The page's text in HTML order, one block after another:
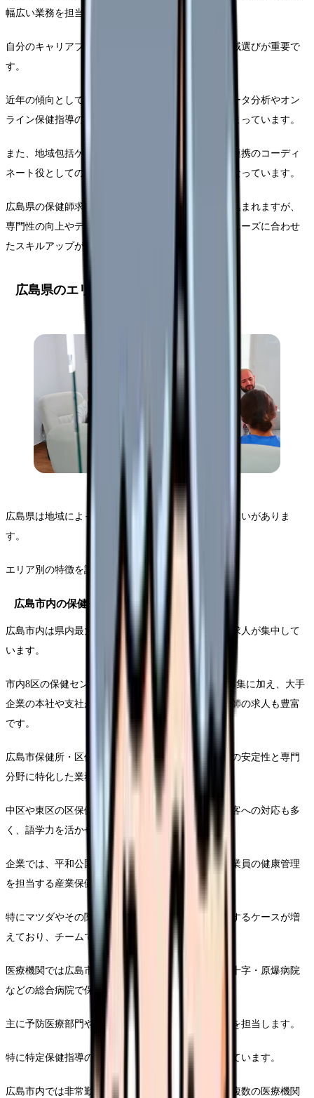
幅広い業務を担当することになります。
自分のキャリアプランや生活スタイルに合わせた地域選びが重要で
す。
近年の傾向としては、デジタル化の推進により、データ分析やオン
ライン保健指導のスキルを持つ保健師への需要が高まっています。
また、地域包括ケアシステムの構築に伴い、多職種連携のコーディ
ネート役としての保健師の役割も重視されるようになっています。
広島県の保健師求人市場は今後も安定した需要が見込まれますが、
専門性の向上やデジタルスキルの習得など、時代のニーズに合わせ
たスキルアップが求められる環境です。
広島県のエリア別保健師求人状況
広島県は地域によって求人状況や業務内容に大きな違いがありま
す。
エリア別の特徴を詳しく見ていきましょう。
広島市内の保健師求人の特徴
広島市内は県内最大の都市圏として、多様な保健師求人が集中して
います。
市内8区の保健センターや区役所での行政保健師の募集に加え、大手
企業の本社や支社が集まる中区・東区では産業保健師の求人も豊富
です。
広島市保健所・区保健センターでは、公務員としての安定性と専門
分野に特化した業務が魅力です。
中区や東区の区保健センターでは外国人住民や観光客への対応も多
く、語学力を活かせる機会もあります。
企業では、平和公園周辺のオフィス街を中心に、従業員の健康管理
を担当する産業保健師の需要が高まっています。
特にマツダやその関連企業では複数の保健師を採用するケースが増
えており、チームでの活動が基本となります。
医療機関では広島市民病院や広島大学病院、広島赤十字・原爆病院
などの総合病院で保健師の採用があります。
主に予防医療部門や健診センターでの保健指導業務を担当します。
特に特定保健指導のスキルを持つ保健師は重宝されています。
広島市内では非常勤やパートタイムの求人も多く、複数の医療機関